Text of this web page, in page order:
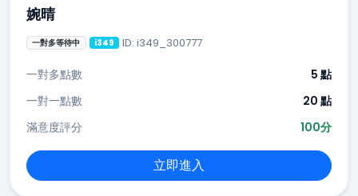
婉晴
一對多等待中 i349 ID: i349_300777
一對多點數
5 點
一對一點數
20 點
滿意度評分
100分
立即進入